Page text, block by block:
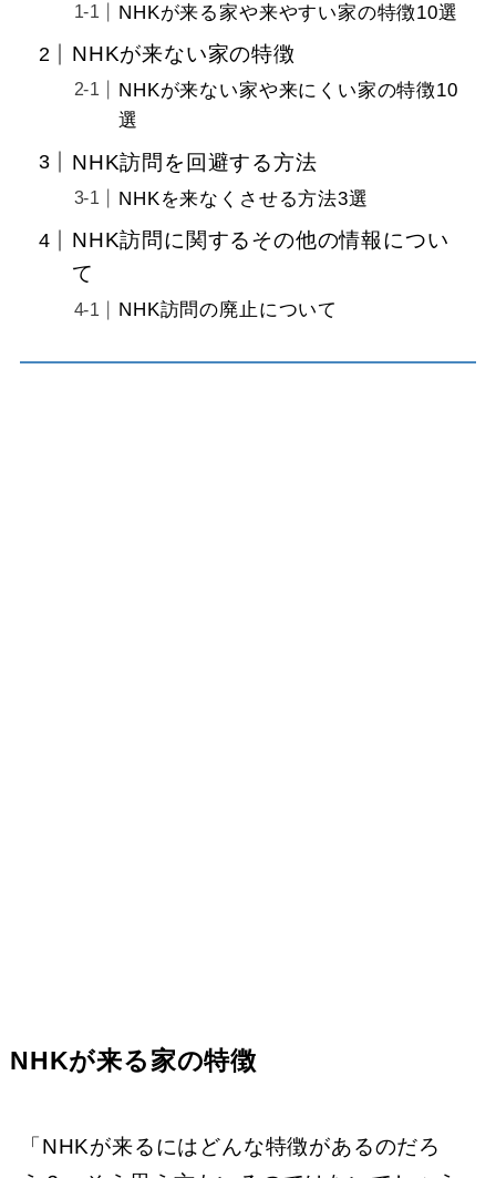
NHKが来る家や来やすい家の特徴10選
NHKが来ない家の特徴
NHKが来ない家や来にくい家の特徴10
選
NHK訪問を回避する方法
NHKを来なくさせる方法3選
NHK訪問に関するその他の情報につい
て
NHK訪問の廃止について
NHKが来る家の特徴
「NHKが来るにはどんな特徴があるのだろ